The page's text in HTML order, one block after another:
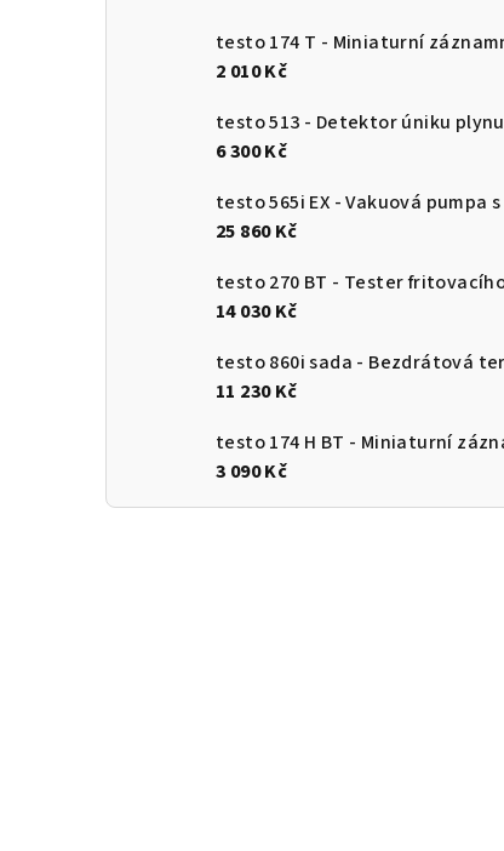
2 010 Kč
6 300 Kč
25 860 Kč
14 030 Kč
11 230 Kč
3 090 Kč